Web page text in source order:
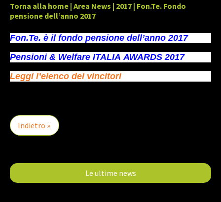
Le ultime news
Torna alla home | Area News | 2017 | Fon.Te. Fondo
pensione dell’anno 2017
Fon.Te. è il fondo pensione dell’anno 2017
Pensioni & Welfare ITALIA AWARDS 2017
Leggi l’elenco dei vincitori
Indietro »